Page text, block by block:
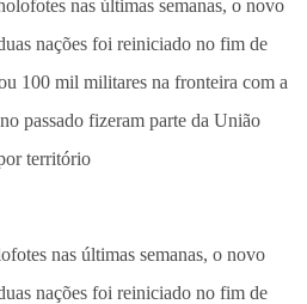
nas últimas semanas, o novo
nações foi reiniciado no fim de